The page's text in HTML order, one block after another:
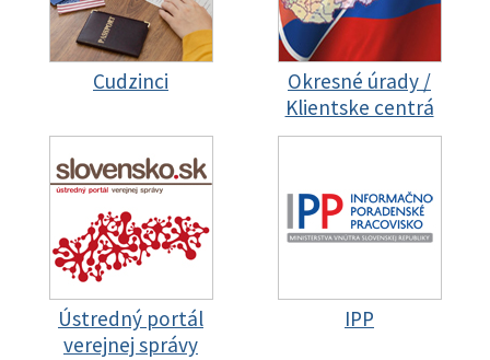
Cudzinci
Okresné úrady /
Klientske centrá
Ústredný portál
verejnej správy
IPP